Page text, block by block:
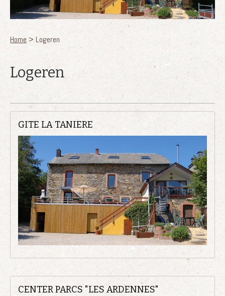
U bent hier
Home > Logeren
Logeren
GITE LA TANIERE
CENTER PARCS "LES ARDENNES"